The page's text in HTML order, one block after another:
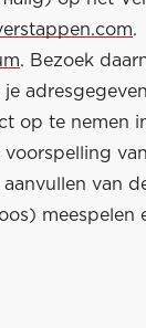
.
. Bezoek
op te nemen
voorspelling
van
meespelen